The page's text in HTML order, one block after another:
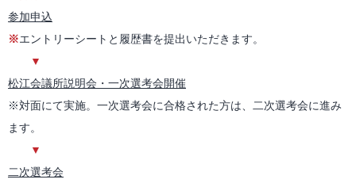
参加申込
※エントリーシートと履歴書を提出いただきます。
▼
松江会議所説明会・一次選考会開催
※対面にて実施。一次選考会に合格された方は、二次選考会に進み
ます。
▼
二次選考会